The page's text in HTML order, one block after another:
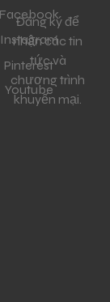
Facebook
Instagram
Pinterest
Youtube
Đăng ký để
nhận các tin
tức và
chương trình
khuyến mại.